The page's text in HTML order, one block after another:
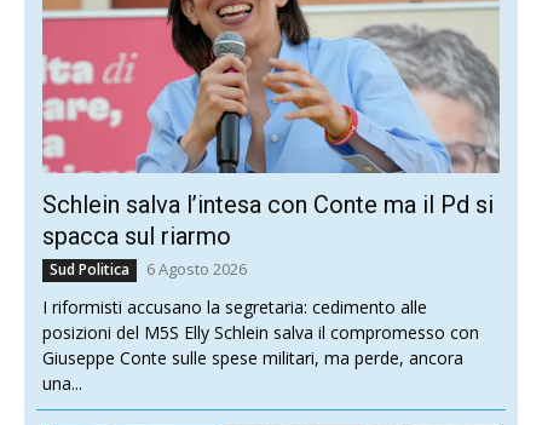
Schlein salva l’intesa con Conte ma il Pd si
spacca sul riarmo
Sud Politica 6 Agosto 2026
I riformisti accusano la segretaria: cedimento alle
posizioni del M5S Elly Schlein salva il compromesso con
Giuseppe Conte sulle spese militari, ma perde, ancora
una...